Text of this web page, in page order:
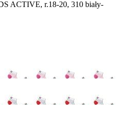
ACTIVE, r.18-20, 310 biały-